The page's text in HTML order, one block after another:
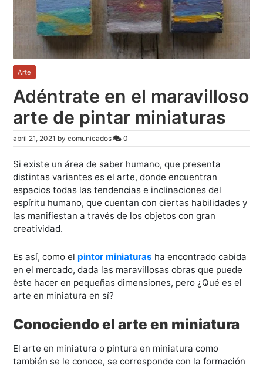
Arte
Adéntrate en el maravilloso
arte de pintar miniaturas
abril 21, 2021 bycomunicados 0
Si existe un área de saber humano, que presenta
distintas variantes es el arte, donde encuentran
espacios todas las tendencias e inclinaciones del
espíritu humano, que cuentan con ciertas habilidades y
las manifiestan a través de los objetos con gran
creatividad.
Es así, como el pintor miniaturas ha encontrado cabida
en el mercado, dada las maravillosas obras que puede
éste hacer en pequeñas dimensiones, pero ¿Qué es el
arte en miniatura en sí?
Conociendo el arte en miniatura
El arte en miniatura o pintura en miniatura como
también se le conoce, se corresponde con la formación